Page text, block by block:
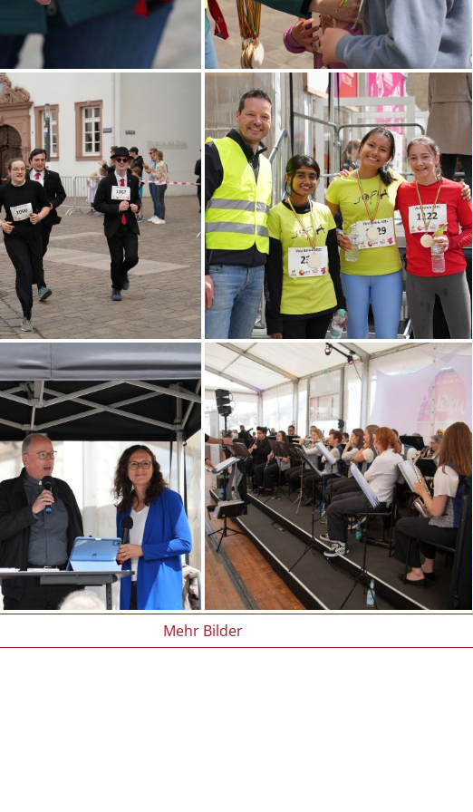
Mehr Bilder